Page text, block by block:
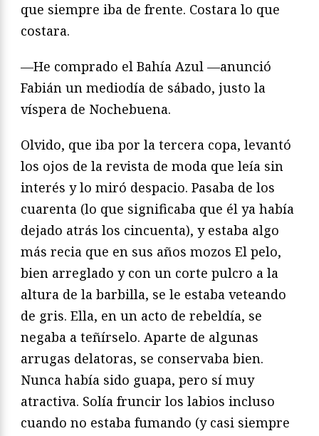
que siempre iba de frente. Costara lo que
costara.
—He comprado el Bahía Azul —anunció
Fabián un mediodía de sábado, justo la
víspera de Nochebuena.
Olvido, que iba por la tercera copa, levantó
los ojos de la revista de moda que leía sin
interés y lo miró despacio. Pasaba de los
cuarenta (lo que significaba que él ya había
dejado atrás los cincuenta), y estaba algo
más recia que en sus años mozos El pelo,
bien arreglado y con un corte pulcro a la
altura de la barbilla, se le estaba veteando
de gris. Ella, en un acto de rebeldía, se
negaba a teñírselo. Aparte de algunas
arrugas delatoras, se conservaba bien.
Nunca había sido guapa, pero sí muy
atractiva. Solía fruncir los labios incluso
cuando no estaba fumando (y casi siempre